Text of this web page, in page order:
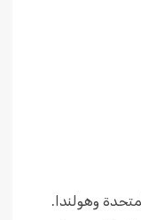
العربية المتحدة وهولندا.